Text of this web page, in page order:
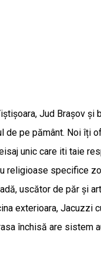
Jud Brașov
pe pământ. Noi îți
unic care iti taie
specifice
uscător de păr și
exterioara, Jacuzzi
închisă are sistem